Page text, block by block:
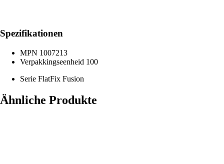
Spezifikationen
MPN 1007213
Verpakkingseenheid 100
Serie FlatFix Fusion
Ähnliche Produkte